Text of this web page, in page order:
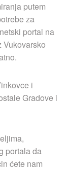
putem
za
portal na
i
Gradove i
portala da
ćete nam